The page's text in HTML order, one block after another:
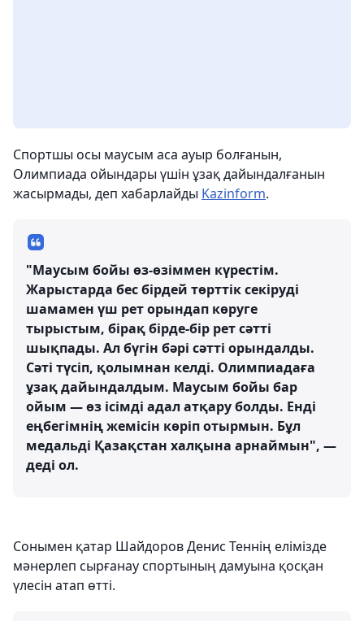
Спортшы осы маусым аса ауыр болғанын,
Олимпиада ойындары үшін ұзақ дайындалғанын
жасырмады, деп хабарлайды Kazinform.
"Маусым бойы өз-өзіммен күрестім.
Жарыстарда бес бірдей төрттік секіруді
шамамен үш рет орындап көруге
тырыстым, бірақ бірде-бір рет сәтті
шықпады. Ал бүгін бәрі сәтті орындалды.
Сәті түсіп, қолымнан келді. Олимпиадаға
ұзақ дайындалдым. Маусым бойы бар
ойым — өз ісімді адал атқару болды. Енді
еңбегімнің жемісін көріп отырмын. Бұл
медальді Қазақстан халқына арнаймын", —
деді ол.
Сонымен қатар Шайдоров Денис Теннің елімізде
мәнерлеп сырғанау спортының дамуына қосқан
үлесін атап өтті.